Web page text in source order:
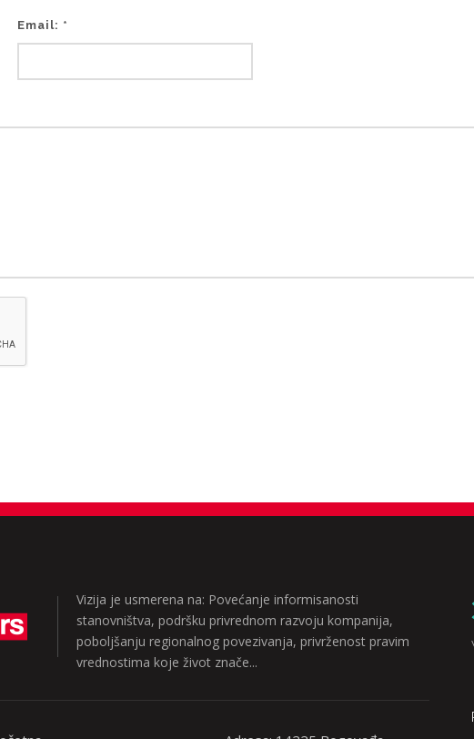
Email: *
Vizija je usmerena na: Povećanje informisanosti
stanovništva, podršku privrednom razvoju kompanija,
poboljšanju regionalnog povezivanja, privrženost pravim
vrednostima koje život znače...